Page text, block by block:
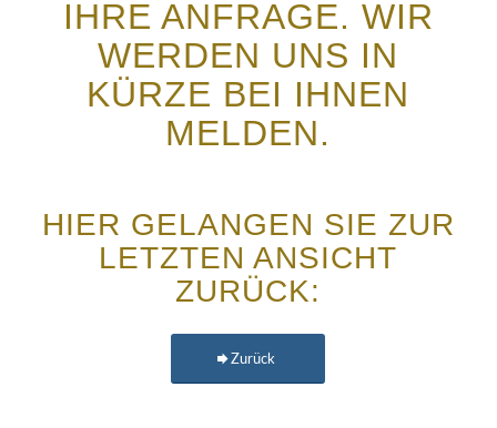
IHRE ANFRAGE. WIR
WERDEN UNS IN
KÜRZE BEI IHNEN
MELDEN.
HIER GELANGEN SIE ZUR
LETZTEN ANSICHT
ZURÜCK:
Zurück